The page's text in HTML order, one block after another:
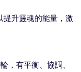
提升靈魂的能量，激
，有平衡、協調、